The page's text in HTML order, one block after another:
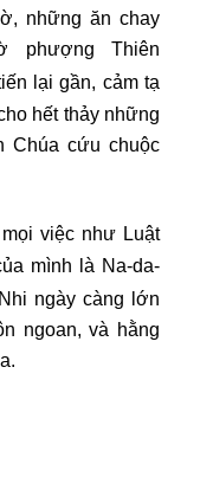
những ăn chay
phượng Thiên
lại gần, cảm tạ
hết thảy những
Chúa cứu chuộc
việc như Luật
mình là Na-da-
ngày càng lớn
ngoan, và hằng